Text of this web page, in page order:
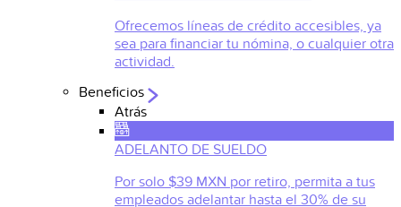
Ofrecemos líneas de crédito accesibles, ya
sea para financiar tu nómina, o cualquier otra
actividad.
Beneficios
Atrás
ADELANTO DE SUELDO
Por solo $39 MXN por retiro, permita a tus
empleados adelantar hasta el 30% de su